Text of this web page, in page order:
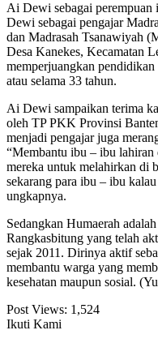
Ai Dewi sebagai
Dewi sebagai pengajar
dan Madrasah Tsanawiyah
Desa Kanekes, Kecamatan
memperjuangkan
atau selama 33 tahun.
Ai Dewi sampaikan terima
oleh TP PKK Provinsi
menjadi pengajar juga
“Membantu ibu – ibu lahiran
mereka untuk melahirkan di
sekarang para ibu – ibu
ungkapnya.
Sedangkan Humaerah
Rangkasbitung yang telah
sejak 2011. Dirinya aktif
membantu warga yang
kesehatan maupun sosial.
Post Views: 1,524
Ikuti Kami